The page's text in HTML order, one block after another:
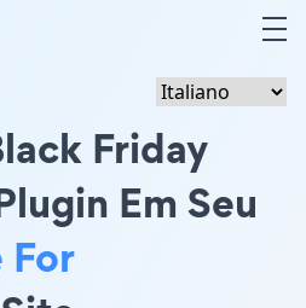
Friday
Em Seu
For